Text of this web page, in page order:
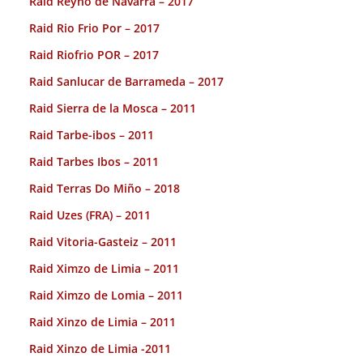
Raid Rio Frio Por – 2017
Raid Riofrio POR – 2017
Raid Sanlucar de Barrameda – 2017
Raid Sierra de la Mosca – 2011
Raid Tarbe-ibos – 2011
Raid Tarbes Ibos – 2011
Raid Terras Do Miño – 2018
Raid Uzes (FRA) – 2011
Raid Vitoria-Gasteiz – 2011
Raid Ximzo de Limia – 2011
Raid Ximzo de Lomia – 2011
Raid Xinzo de Limia – 2011
Raid Xinzo de Limia -2011